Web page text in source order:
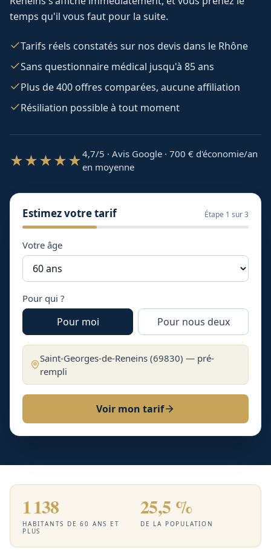
temps qu'il vous faut pour la suite.
Tarifs réels constatés sur nos devis dans le Rhône
Sans questionnaire médical jusqu'à 85 ans
Plus de 400 offres comparées, aucune affiliation
Résiliation possible à tout moment
★★★★★4,7/5 · Avis Google · 700 € d'économie/an
en moyenne
Estimez votre tarif Étape 1 sur 3
Votre âge
Pour qui ?
Pour moi Pour nous deux
Saint-Georges-de-Reneins (69830) — pré-
rempli
Voir mon tarif
1 138
HABITANTS DE 60 ANS ET
PLUS
25,5 %
DE LA POPULATION